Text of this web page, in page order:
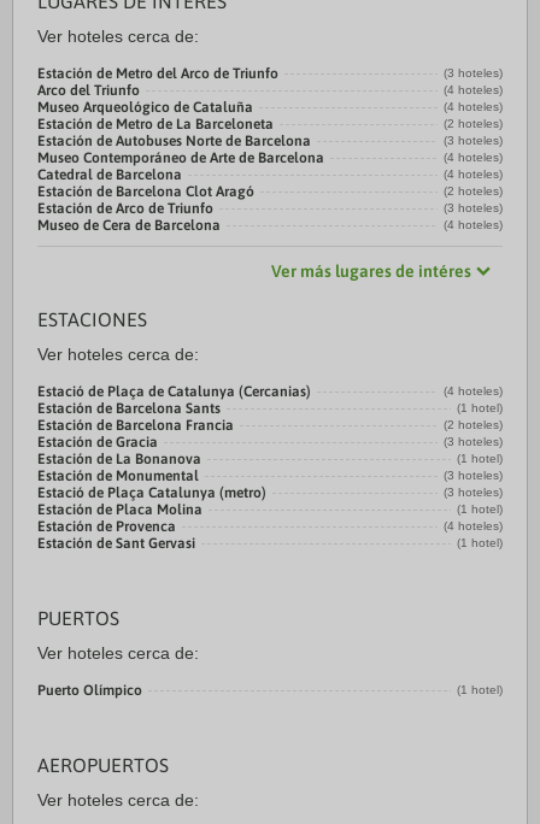
Ver hoteles cerca de:
Estación de Metro del Arco de Triunfo (3 hoteles)
Arco del Triunfo (4 hoteles)
Museo Arqueológico de Cataluña (4 hoteles)
Estación de Metro de La Barceloneta (2 hoteles)
Estación de Autobuses Norte de Barcelona (3 hoteles)
Museo Contemporáneo de Arte de Barcelona (4 hoteles)
Catedral de Barcelona (4 hoteles)
Estación de Barcelona Clot Aragó (2 hoteles)
Estación de Arco de Triunfo (3 hoteles)
Museo de Cera de Barcelona (4 hoteles)
Ver más lugares de intéres
ESTACIONES
Ver hoteles cerca de:
Estació de Plaça de Catalunya (Cercanias) (4 hoteles)
Estación de Barcelona Sants (1 hotel)
Estación de Barcelona Francia (2 hoteles)
Estación de Gracia (3 hoteles)
Estación de La Bonanova (1 hotel)
Estación de Monumental (3 hoteles)
Estació de Plaça Catalunya (metro) (3 hoteles)
Estación de Placa Molina (1 hotel)
Estación de Provenca (4 hoteles)
Estación de Sant Gervasi (1 hotel)
PUERTOS
Ver hoteles cerca de:
Puerto Olímpico (1 hotel)
AEROPUERTOS
Ver hoteles cerca de: